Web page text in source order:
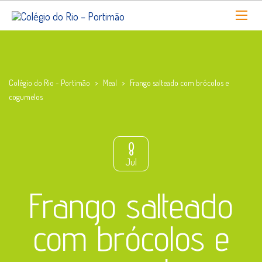
Colégio do Rio - Portimão > Meal > Frango salteado com brócolos e
cogumelos
8
Jul
Frango salteado
com brócolos e